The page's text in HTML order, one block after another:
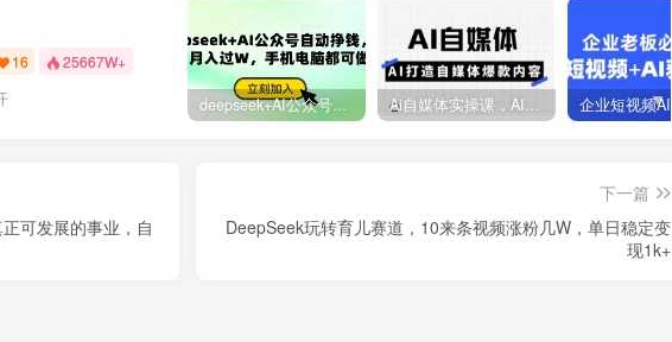
16 25667W+
deepseek+AI公众号自动挣钱，轻松月入过W，手机电脑都可做 Ai自媒体实操课，AI打造自媒体爆款内容
可发展的事业，自
下一篇
DeepSeek玩转育儿赛道，10来条视频涨粉几W，单日稳定变
现1k+